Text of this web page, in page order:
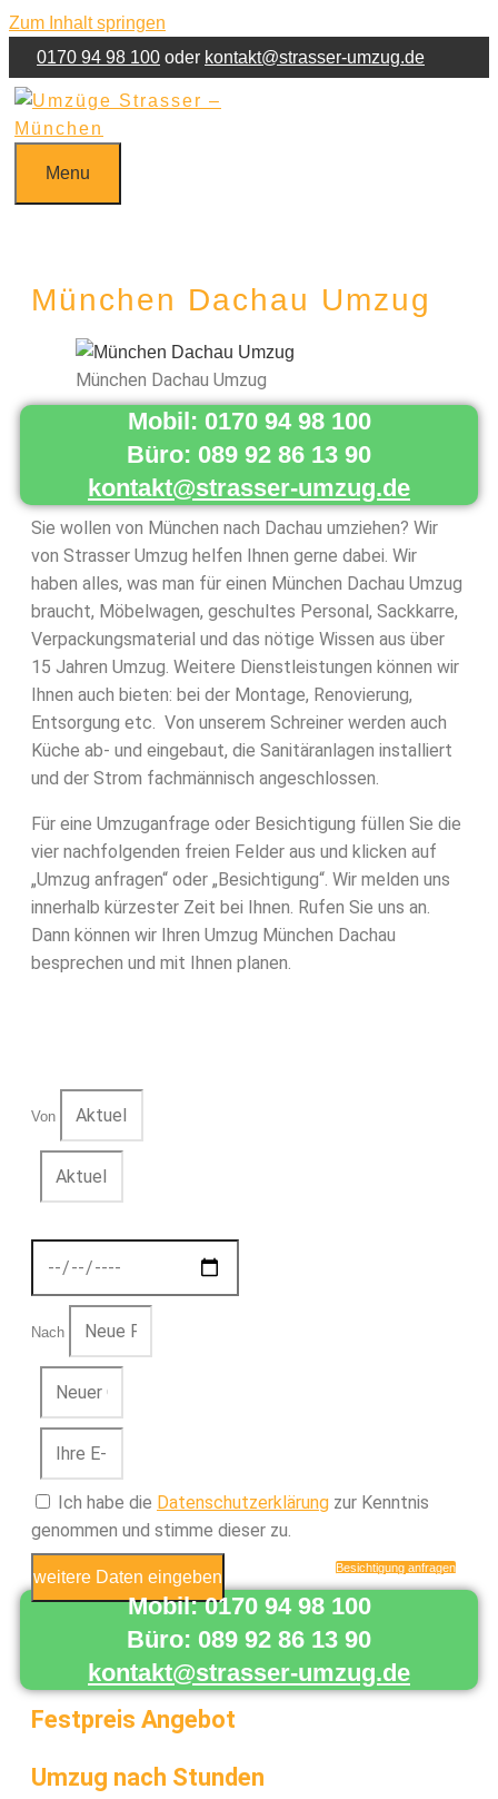
Zum Inhalt springen
0170 94 98 100 oder kontakt@strasser-umzug.de
Menu
München Dachau Umzug
München Dachau Umzug
Mobil: 0170 94 98 100
Büro: 089 92 86 13 90
kontakt@strasser-umzug.de
Sie wollen von München nach Dachau umziehen? Wir
von Strasser Umzug helfen Ihnen gerne dabei. Wir
haben alles, was man für einen München Dachau Umzug
braucht, Möbelwagen, geschultes Personal, Sackkarre,
Verpackungsmaterial und das nötige Wissen aus über
15 Jahren Umzug. Weitere Dienstleistungen können wir
Ihnen auch bieten: bei der Montage, Renovierung,
Entsorgung etc. Von unserem Schreiner werden auch
Küche ab- und eingebaut, die Sanitäranlagen installiert
und der Strom fachmännisch angeschlossen.
Für eine Umzuganfrage oder Besichtigung füllen Sie die
vier nachfolgenden freien Felder aus und klicken auf
„Umzug anfragen“ oder „Besichtigung“. Wir melden uns
innerhalb kürzester Zeit bei Ihnen. Rufen Sie uns an.
Dann können wir Ihren Umzug München Dachau
besprechen und mit Ihnen planen.
Von
Nach
Ich habe die Datenschutzerklärung zur Kenntnis
genommen und stimme dieser zu.
weitere Daten eingeben Besichtigung anfragen
Mobil: 0170 94 98 100
Büro: 089 92 86 13 90
kontakt@strasser-umzug.de
Festpreis Angebot
Umzug nach Stunden